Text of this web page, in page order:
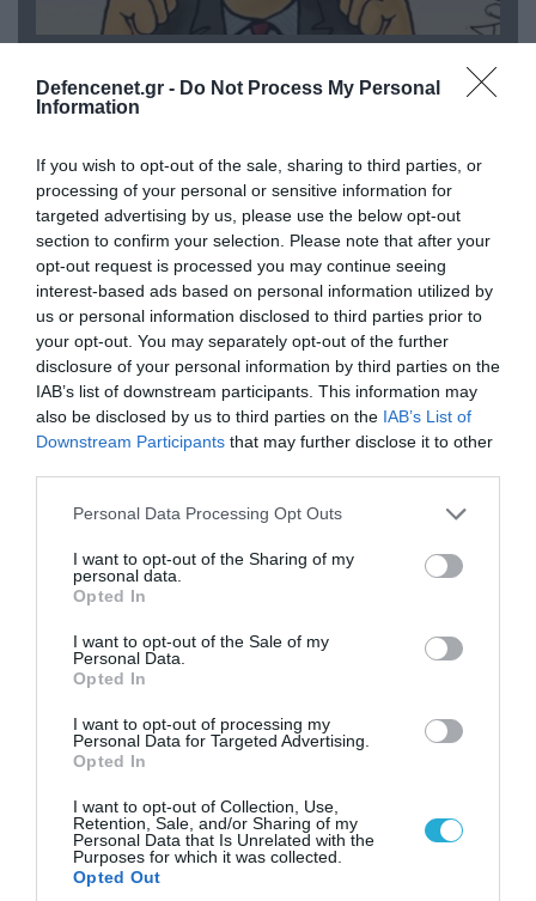
Defencenet.gr - Do Not Process My Personal
Information
If you wish to opt-out of the sale, sharing to third parties, or
processing of your personal or sensitive information for
targeted advertising by us, please use the below opt-out
section to confirm your selection. Please note that after your
opt-out request is processed you may continue seeing
interest-based ads based on personal information utilized by
us or personal information disclosed to third parties prior to
your opt-out. You may separately opt-out of the further
disclosure of your personal information by third parties on the
IAB’s list of downstream participants. This information may
also be disclosed by us to third parties on the IAB’s List of
Downstream Participants that may further disclose it to other
Please note that this website/app uses one or more Google
not limited to your visit or usage behaviour. You may click to
grant or deny consent to Google and its third-party tags to
use your data for below specified purposes in below Google
consent section.
Personal Data Processing Opt Outs
I want to opt-out of the Sharing of my
personal data.
Opted In
I want to opt-out of the Sale of my
Personal Data.
Opted In
I want to opt-out of processing my
Personal Data for Targeted Advertising.
Opted In
I want to opt-out of Collection, Use,
Retention, Sale, and/or Sharing of my
Personal Data that Is Unrelated with the
Purposes for which it was collected.
Opted Out
«Οι εντελώς αθώοι»: Η ανάρτηση του Αρκά για
τα ζώα που χάθηκαν στις πυρκαγιές της
04.08.2026 | 15:02
Αυτή την ώρα το τελευταίο «αντίο» στον πρώην
04.08.2026 | 13:02